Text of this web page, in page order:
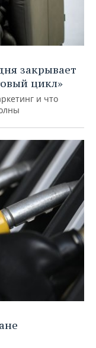
закрывает
цикл»
и что